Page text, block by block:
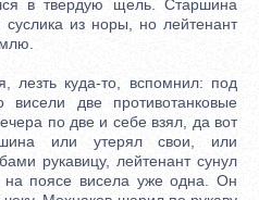
в твердую щель. Старшина
суслика из норы, но лейтенант
куда-то, вспомнил: под
две противотанковые
по две и себе взял, да вот
или утерял свои, или
рукавицу, лейтенант сунул
на поясе висела уже одна. Он